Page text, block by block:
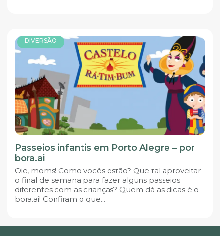
DIVERSÃO
Passeios infantis em Porto Alegre – por
bora.ai
Oie, moms! Como vocês estão? Que tal aproveitar
o final de semana para fazer alguns passeios
diferentes com as crianças? Quem dá as dicas é o
bora.ai! Confiram o que...